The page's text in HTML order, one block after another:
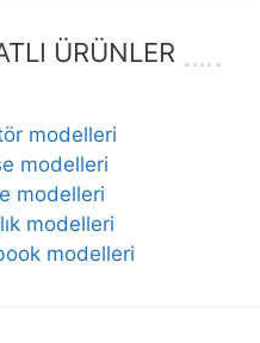
ÜRÜNLER
modelleri
modelleri
modelleri
modelleri
modelleri